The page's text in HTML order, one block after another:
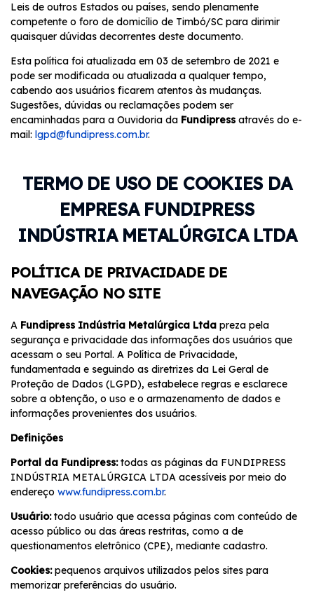
Leis de outros Estados ou países, sendo plenamente
competente o foro de domicílio de Timbó/SC para dirimir
quaisquer dúvidas decorrentes deste documento.
Esta política foi atualizada em 03 de setembro de 2021 e
pode ser modificada ou atualizada a qualquer tempo,
cabendo aos usuários ficarem atentos às mudanças.
Sugestões, dúvidas ou reclamações podem ser
encaminhadas para a Ouvidoria da Fundipress através do e-
mail: lgpd@fundipress.com.br.
TERMO DE USO DE COOKIES DA
EMPRESA FUNDIPRESS
INDÚSTRIA METALÚRGICA LTDA
POLÍTICA DE PRIVACIDADE DE
NAVEGAÇÃO NO SITE
A Fundipress Indústria Metalúrgica Ltda preza pela
segurança e privacidade das informações dos usuários que
acessam o seu Portal. A Política de Privacidade,
fundamentada e seguindo as diretrizes da Lei Geral de
Proteção de Dados (LGPD), estabelece regras e esclarece
sobre a obtenção, o uso e o armazenamento de dados e
informações provenientes dos usuários.
Definições
Portal da Fundipress:todas as páginas da FUNDIPRESS
INDÚSTRIA METALÚRGICA LTDA acessíveis por meio do
endereço www.fundipress.com.br.
Usuário:todo usuário que acessa páginas com conteúdo de
acesso público ou das áreas restritas, como a de
questionamentos eletrônico (CPE), mediante cadastro.
Cookies:pequenos arquivos utilizados pelos sites para
memorizar preferências do usuário.